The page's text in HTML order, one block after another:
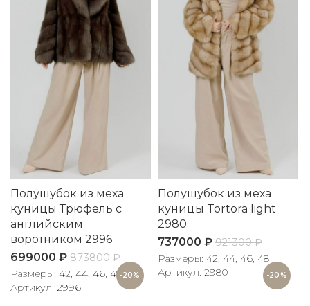
-20%
Полушубок из меха
куницы Трюфель с
английским
воротником 2996
699000 ₽ 873800₽
Размеры: 42, 44, 46, 48
Артикул: 2996
-20%
Полушубок из меха
куницы Tortora light
2980
737000 ₽ 921300₽
Размеры: 42, 44, 46, 48
Артикул: 2980